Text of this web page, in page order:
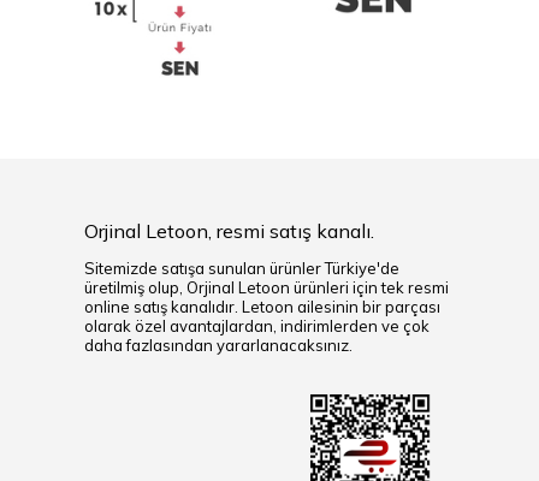
Orjinal Letoon, resmi satış kanalı.
Sitemizde satışa sunulan ürünler Türkiye'de
üretilmiş olup, Orjinal Letoon ürünleri için tek resmi
online satış kanalıdır. Letoon ailesinin bir parçası
olarak özel avantajlardan, indirimlerden ve çok
daha fazlasından yararlanacaksınız.